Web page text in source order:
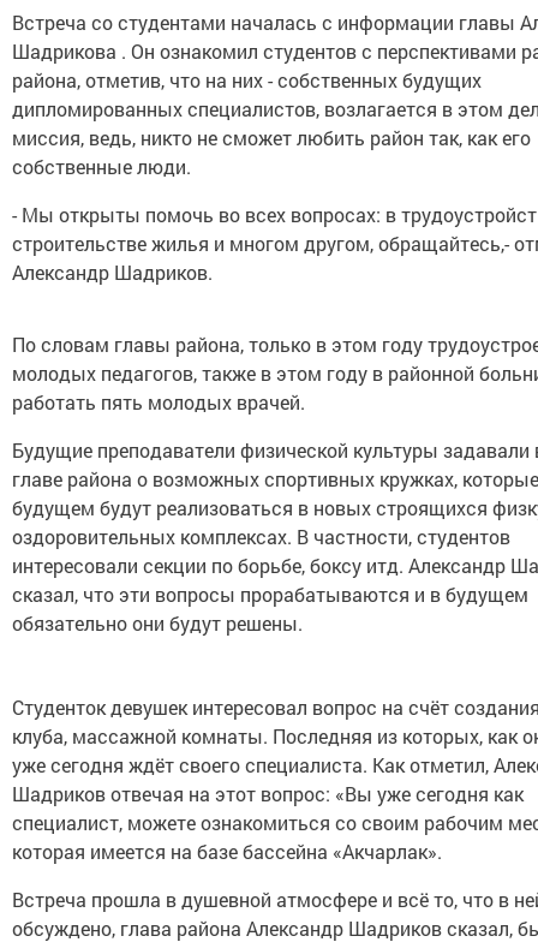
Встреча со студентами началась с информации главы
Шадрикова . Он ознакомил студентов с перспективами
района, отметив, что на них - собственных будущих
дипломированных специалистов, возлагается в этом
миссия, ведь, никто не сможет любить район так, как его
собственные люди.
- Мы открыты помочь во всех вопросах: в
строительстве жилья и многом другом, обращайтесь,-
Александр Шадриков.
По словам главы района, только в этом году
молодых педагогов, также в этом году в районной
работать пять молодых врачей.
Будущие преподаватели физической культуры
главе района о возможных спортивных кружках,
будущем будут реализоваться в новых строящихся
оздоровительных комплексах. В частности, студентов
интересовали секции по борьбе, боксу итд. Александр
сказал, что эти вопросы прорабатываются и в будущем
обязательно они будут решены.
Студенток девушек интересовал вопрос на счёт
клуба, массажной комнаты. Последняя из которых, как
уже сегодня ждёт своего специалиста. Как отметил,
Шадриков отвечая на этот вопрос: «Вы уже сегодня как
специалист, можете ознакомиться со своим рабочим
которая имеется на базе бассейна «Акчарлак».
Встреча прошла в душевной атмосфере и всё то, что в
обсуждено, глава района Александр Шадриков сказал,